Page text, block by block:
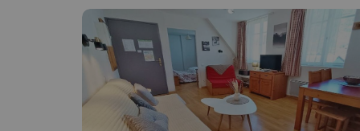
!Vaja! No hem trobat resultats que